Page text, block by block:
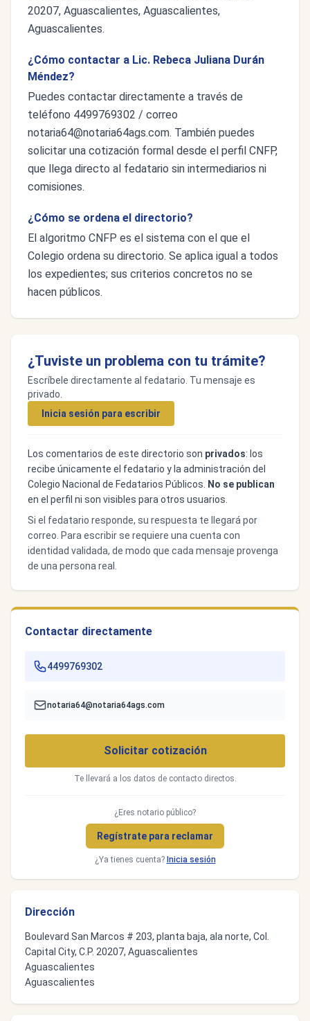
20207, Aguascalientes, Aguascalientes,
Aguascalientes.
¿Cómo contactar a Lic. Rebeca Juliana Durán
Méndez?
Puedes contactar directamente a través de
teléfono 4499769302 / correo
notaria64@notaria64ags.com. También puedes
solicitar una cotización formal desde el perfil CNFP,
que llega directo al fedatario sin intermediarios ni
comisiones.
¿Cómo se ordena el directorio?
El algoritmo CNFP es el sistema con el que el
Colegio ordena su directorio. Se aplica igual a todos
los expedientes; sus criterios concretos no se
hacen públicos.
¿Tuviste un problema con tu trámite?
Escríbele directamente al fedatario. Tu mensaje es
privado.
Inicia sesión para escribir
Los comentarios de este directorio son privados: los
recibe únicamente el fedatario y la administración del
Colegio Nacional de Fedatarios Públicos.
No se publican
en el perfil ni son visibles para otros usuarios.
Si el fedatario responde, su respuesta te llegará por
correo. Para escribir se requiere una cuenta con
identidad validada, de modo que cada mensaje provenga
de una persona real.
Contactar directamente
4499769302
notaria64@notaria64ags.com
Solicitar cotización
Te llevará a los datos de contacto directos.
¿Eres notario público?
Regístrate para reclamar
¿Ya tienes cuenta? Inicia sesión
Dirección
Boulevard San Marcos # 203, planta baja, ala norte, Col.
Capital City, C.P. 20207, Aguascalientes
Aguascalientes
Aguascalientes